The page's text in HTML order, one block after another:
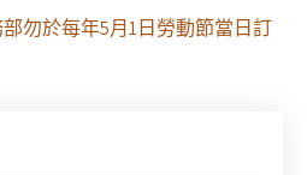
勿於每年5月1日勞動節當日訂
北律師公會等單位定於8月